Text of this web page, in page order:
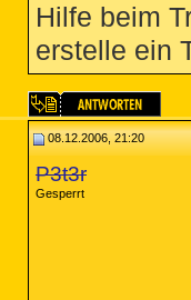
Hilfe beim
erstelle ein
08.12.2006, 21:20
P3t3r
Gesperrt